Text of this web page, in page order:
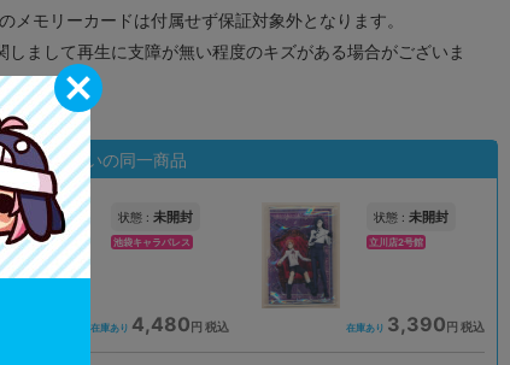
メモリーカードは付属せず保証対象外となります。
まして再生に支障が無い程度のキズがある場合がございま
状態違いの同一商品
状態 : 未開封
池袋キャラパレス
在庫あり 4,480 円 税込
状態 : 未開封
立川店2号館
在庫あり 3,390 円 税込